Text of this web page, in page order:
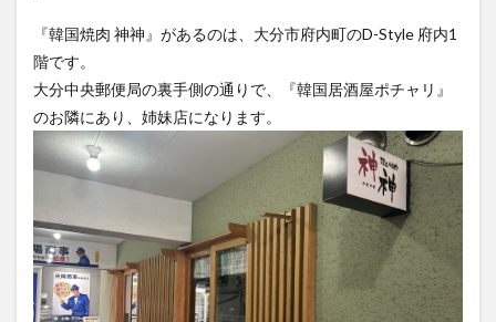
『韓国焼肉 神神』があるのは、大分市府内町のD-Style 府内1
階です。
大分中央郵便局の裏手側の通りで、『韓国居酒屋ポチャリ』
のお隣にあり、姉妹店になります。